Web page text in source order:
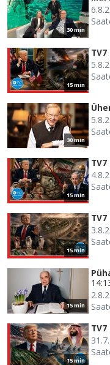
30 min
15 min
30 min
15 min
15 min
15 min
15 min